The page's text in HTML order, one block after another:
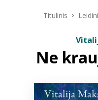
ELVIS atvyksta
Naujienos
Titulinis
Ne